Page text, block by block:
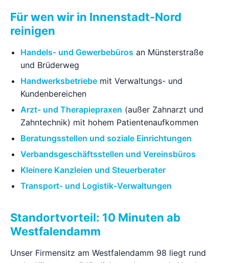
Für wen wir in Innenstadt-Nord
reinigen
Handels- und Gewerbebüros an Münsterstraße
und Brüderweg
Handwerksbetriebe mit Verwaltungs- und
Kundenbereichen
Arzt- und Therapiepraxen (außer Zahnarzt und
Zahntechnik) mit hohem Patientenaufkommen
Beratungsstellen und soziale Einrichtungen
Verbandsgeschäftsstellen und Vereinsbüros
Kleinere Kanzleien und Steuerberater
Transport- und Logistik-Verwaltungen
Standortvorteil: 10 Minuten ab
Westfalendamm
Unser Firmensitz am Westfalendamm 98 liegt rund